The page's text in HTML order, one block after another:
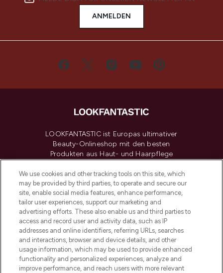
ANMELDEN
LOOKFANTASTIC ist Europas ultimativer
Beauty-Onlineshop mit den besten
Produkten aus Haut- und Haarpflege
renommierten Marken. Shoppe online
oder über die App mit kostenloser
Lieferung ab einem Einkaufswert von 30€.
Cookie-Einwilligung
Do Not Sell or Share My Personal
Information
HILFE & INFORMATION
We use cookies and other tracking tools on this site, which
may be provided by third parties, to operate and secure our
site, enable social media features, enhance performance,
tailor user experiences, support our marketing and
advertising efforts. These also enable us and third parties to
access and record user and activity data, such as IP
addresses and online identifiers, referring URLs, searches
and interactions, browser and device details, and other
usage information, which may be used to provide enhanced
functionality and personalized experiences, analyze and
improve performance, and reach users with more relevant